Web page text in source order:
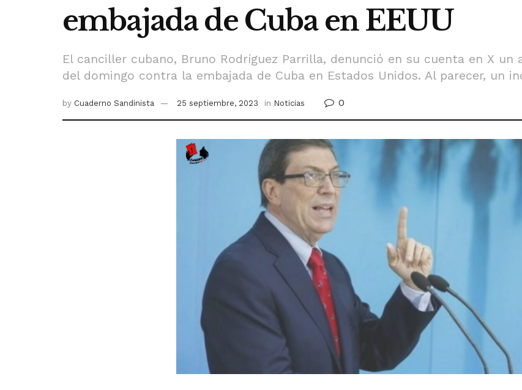
embajada de Cuba en EEUU
El canciller cubano, Bruno Rodríguez Parrilla, denunció en su cuenta en X
del domingo contra la embajada de Cuba en Estados Unidos. Al parecer, un
by Cuaderno Sandinista 25 septiembre, 2023 in Noticias 0